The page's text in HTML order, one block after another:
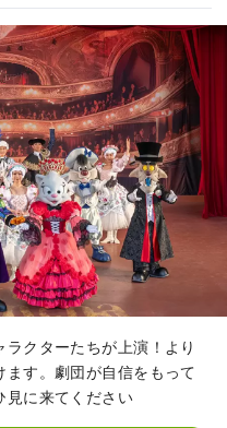
クターたちが上演！より
す。劇団が自信をもって
見に来てください